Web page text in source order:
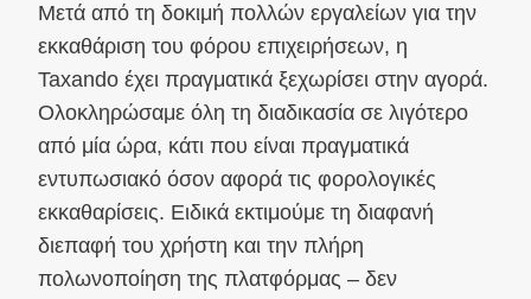
Μετά από τη δοκιμή πολλών εργαλείων για την
εκκαθάριση του φόρου επιχειρήσεων, η
Taxando έχει πραγματικά ξεχωρίσει στην αγορά.
Ολοκληρώσαμε όλη τη διαδικασία σε λιγότερο
από μία ώρα, κάτι που είναι πραγματικά
εντυπωσιακό όσον αφορά τις φορολογικές
εκκαθαρίσεις. Ειδικά εκτιμούμε τη διαφανή
διεπαφή του χρήστη και την πλήρη
πολωνοποίηση της πλατφόρμας – δεν